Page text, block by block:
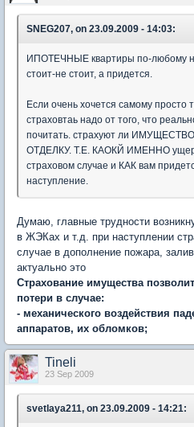
SNEG207, on 23.09.2009 - 14:03:
ИПОТЕЧНЫЕ квартиры по-любому
стоит-не стоит, а придется.
Если очень хочется самому просто
страховтаь надо от того, что
почитать. страхуют ли ИМУЩЕСТВО
ОТДЕЛКУ. Т.Е. КАОКЙ ИМЕННО
страховом случае и КАК вам
наступление.
Думаю, главные трудности
в ЖЭКах и т.д. при наступлении
случае в дополнение пожара,
актуально это
Страхование имущества
потери в случае:
- механического воздействия
аппаратов, их обломков;
Tineli
23 Sep 2009
svetlaya211, on 23.09.2009 - 14:21: